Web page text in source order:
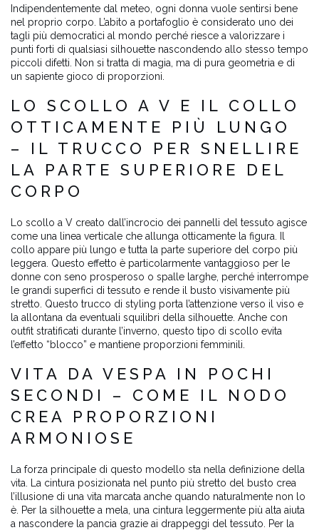
Indipendentemente dal meteo, ogni donna vuole sentirsi bene
nel proprio corpo. L’abito a portafoglio è considerato uno dei
tagli più democratici al mondo perché riesce a valorizzare i
punti forti di qualsiasi silhouette nascondendo allo stesso tempo
piccoli difetti. Non si tratta di magia, ma di pura geometria e di
un sapiente gioco di proporzioni.
LO SCOLLO A V E IL COLLO
OTTICAMENTE PIÙ LUNGO
– IL TRUCCO PER SNELLIRE
LA PARTE SUPERIORE DEL
CORPO
Lo scollo a V creato dall’incrocio dei pannelli del tessuto agisce
come una linea verticale che allunga otticamente la figura. Il
collo appare più lungo e tutta la parte superiore del corpo più
leggera. Questo effetto è particolarmente vantaggioso per le
donne con seno prosperoso o spalle larghe, perché interrompe
le grandi superfici di tessuto e rende il busto visivamente più
stretto. Questo trucco di styling porta l’attenzione verso il viso e
la allontana da eventuali squilibri della silhouette. Anche con
outfit stratificati durante l’inverno, questo tipo di scollo evita
l’effetto “blocco” e mantiene proporzioni femminili.
VITA DA VESPA IN POCHI
SECONDI – COME IL NODO
CREA PROPORZIONI
ARMONIOSE
La forza principale di questo modello sta nella definizione della
vita. La cintura posizionata nel punto più stretto del busto crea
l’illusione di una vita marcata anche quando naturalmente non lo
è. Per la silhouette a mela, una cintura leggermente più alta aiuta
a nascondere la pancia grazie ai drappeggi del tessuto. Per la